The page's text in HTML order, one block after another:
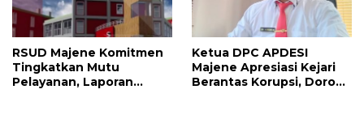
RSUD Majene Komitmen
Tingkatkan Mutu
Pelayanan, Laporan
Ketua DPC APDESI
Majene Apresiasi Kejari
Berantas Korupsi, Dorong